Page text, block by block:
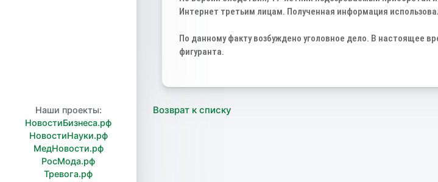
Наши проекты:
НовостиБизнеса.рф
НовостиНауки.рф
МедНовости.рф
РосМода.рф
Тревога.рф
Интернет третьим лицам. Полученная информация
По данному факту возбуждено уголовное дело. В настоящее
фигуранта.
Возврат к списку